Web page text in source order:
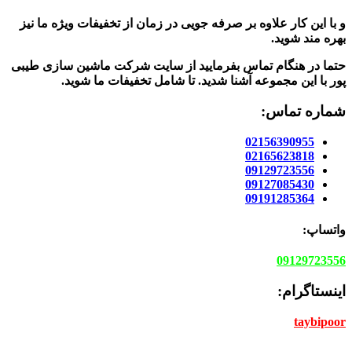
و با این کار علاوه بر صرفه جویی در زمان از تخفیفات ویژه ما نیز
بهره مند شوید.
حتما در هنگام تماس بفرمایید از سایت شرکت ماشین سازی طیبی
پور با این مجموعه آشنا شدید. تا شامل تخفیفات ما شوید.
شماره تماس:
02156390955
02165623818
09129723556
09127085430
09191285364
واتساپ:
09129723556
اینستاگرام:
taybipoor